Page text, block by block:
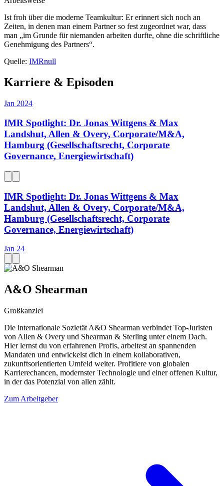
Ist froh über die moderne Teamkultur: Er erinnert sich noch an
Zeiten, in denen man einem Partner so fest zugeordnet war, dass
man „im Grunde für niemanden arbeiten durfte, ohne die schriftliche
Genehmigung des Partners“.
Quelle: IMRnull
Karriere & Episoden
Jan 2024
IMR Spotlight: Dr. Jonas Wittgens & Max
Landshut, Allen & Overy, Corporate/M&A,
Hamburg (Gesellschaftsrecht, Corporate
Governance, Energiewirtschaft)
IMR Spotlight: Dr. Jonas Wittgens & Max
Landshut, Allen & Overy, Corporate/M&A,
Hamburg (Gesellschaftsrecht, Corporate
Governance, Energiewirtschaft)
Jan 24
A&O Shearman
Großkanzlei
Die internationale Sozietät A&O Shearman verbindet Top-Juristen
von Allen & Overy und Shearman & Sterling unter einem Dach.
Hier lernst du von erfahrenen Profis, arbeitest an spannenden
Mandaten und entwickelst dich in einem kollaborativen,
zukunftsorientierten Umfeld weiter. Profitiere von globalen
Karrierechancen, modernster Technologie und einer offenen Kultur,
in der das Potenzial von allen zählt.
Zum Arbeitgeber